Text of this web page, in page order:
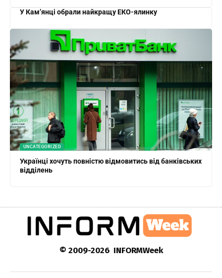
У Кам’янці обрали найкращу ЕКО-ялинку
UNCATEGORIZED
Українці хочуть повністю відмовитись від банківських
відділень
© 2009-2026 INFORMWeek